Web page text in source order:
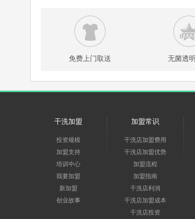
免费上门取送 无菌透
干洗加盟
投资规模
加盟支持
培训中心
我要加盟
新加盟
创业故事
加盟常识
干洗店加盟费用
干洗店加盟优势
加盟流程
加盟指南
干洗店利润
干洗店加盟成本
干洗店投资